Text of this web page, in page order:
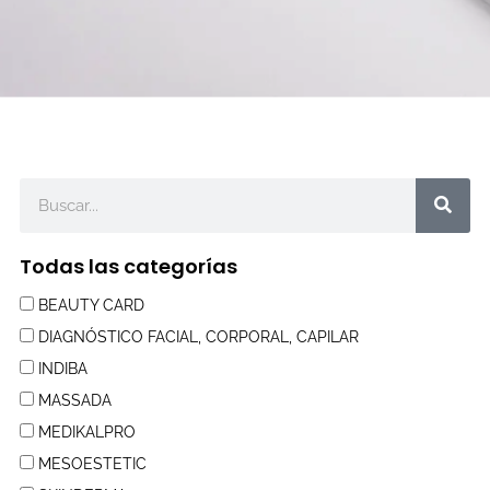
Todas las categorías
BEAUTY CARD
DIAGNÓSTICO FACIAL, CORPORAL, CAPILAR
INDIBA
MASSADA
MEDIKALPRO
MESOESTETIC